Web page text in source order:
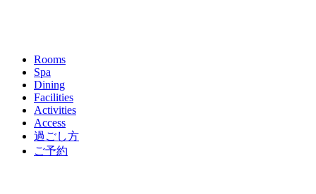
Rooms
Spa
Dining
Facilities
Activities
Access
過ごし方
ご予約